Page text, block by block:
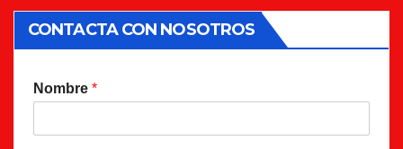
CONTACTA CON NOSOTROS
Nombre *